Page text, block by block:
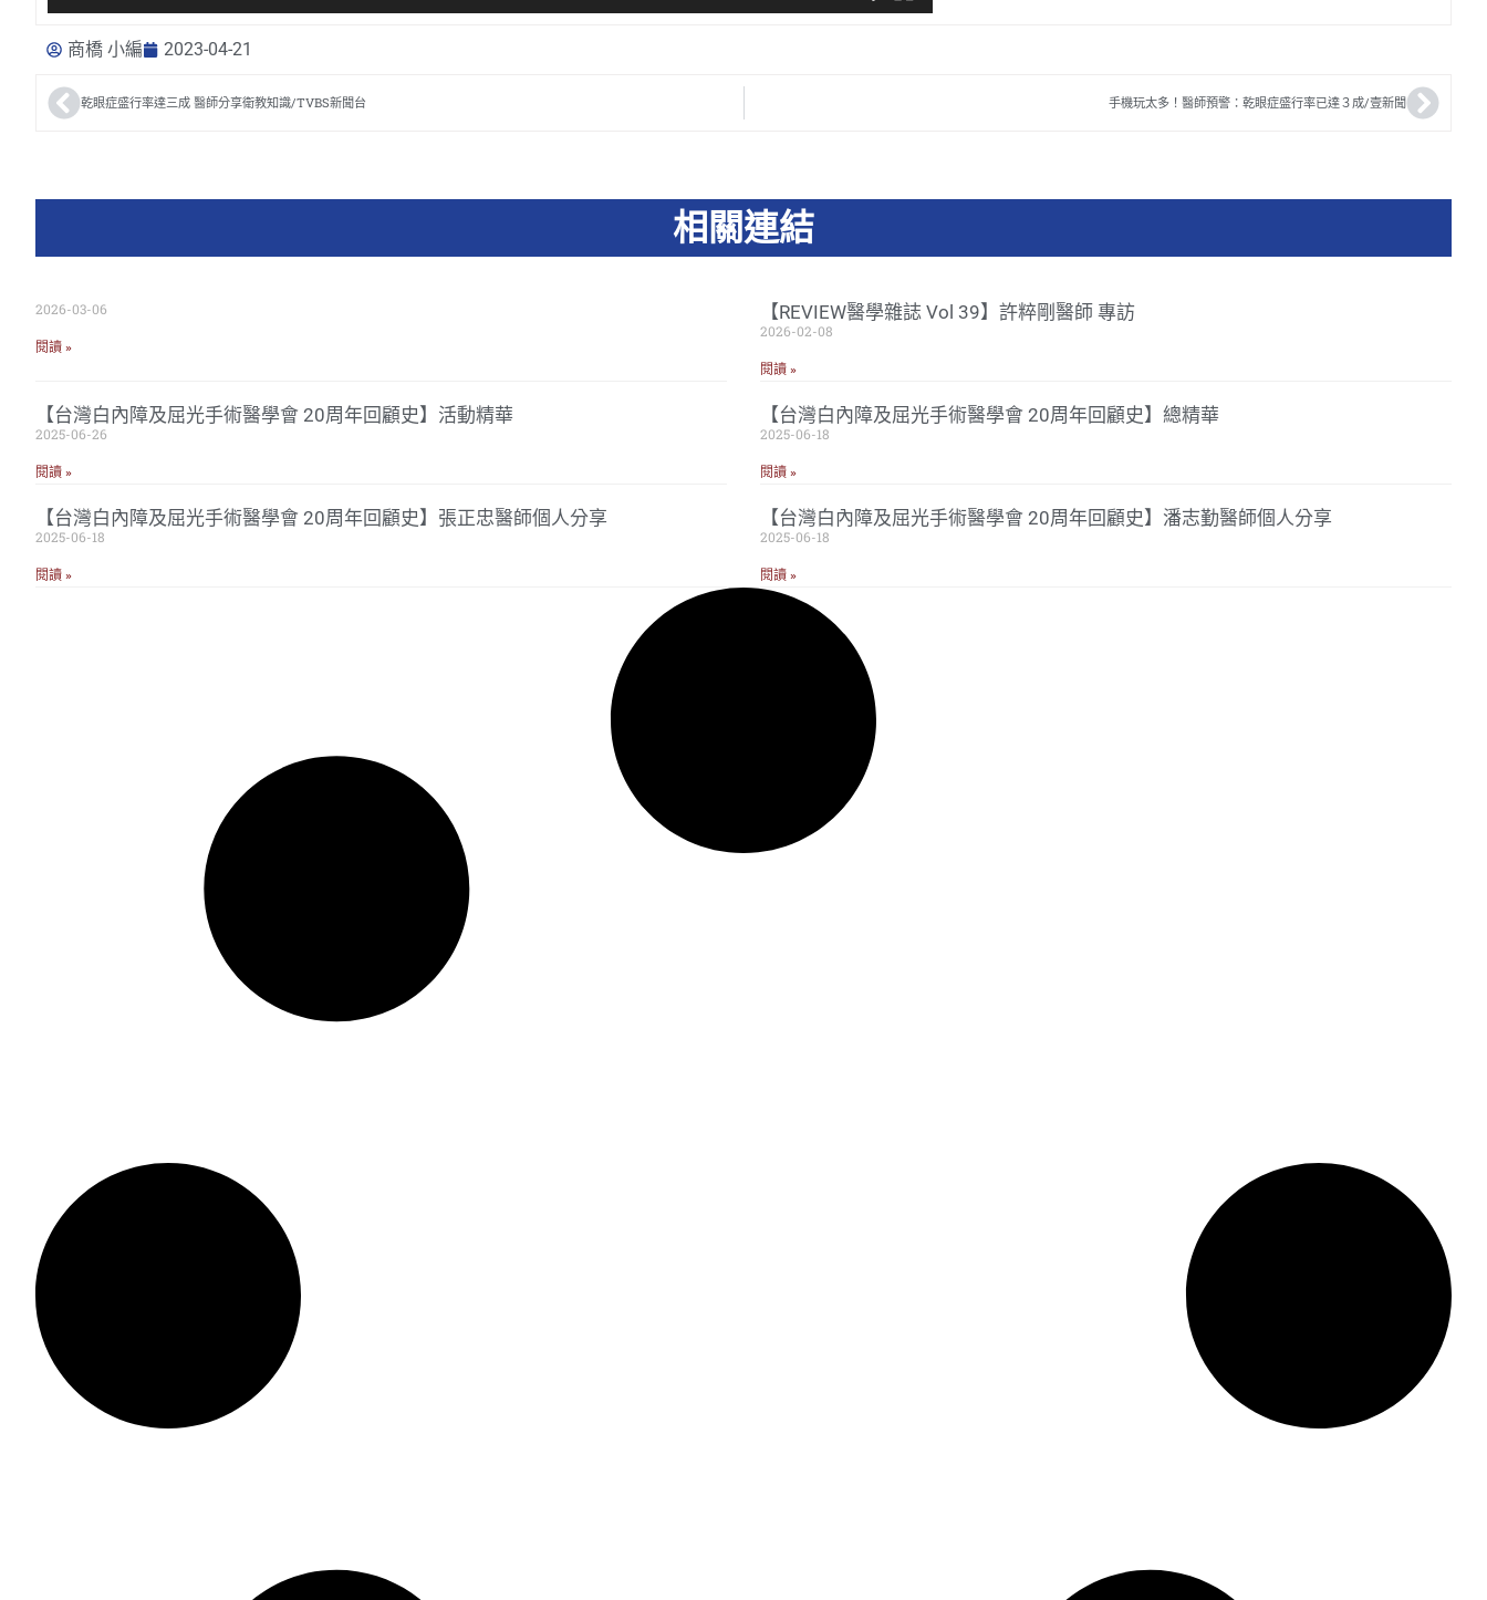
商橋 小編 2023-04-21
乾眼症盛行率達三成 醫師分享衛教知識/TVBS新聞台 手機玩太多！醫師預警：乾眼症盛行率已達３成/壹新聞
相關連結
2026-03-06
閱讀 »
【REVIEW醫學雜誌 Vol 39】許粹剛醫師 專訪
2026-02-08
閱讀 »
【台灣白內障及屈光手術醫學會 20周年回顧史】活動精華
2025-06-26
閱讀 »
【台灣白內障及屈光手術醫學會 20周年回顧史】總精華
2025-06-18
閱讀 »
【台灣白內障及屈光手術醫學會 20周年回顧史】張正忠醫師個人分享
2025-06-18
閱讀 »
【台灣白內障及屈光手術醫學會 20周年回顧史】潘志勤醫師個人分享
2025-06-18
閱讀 »